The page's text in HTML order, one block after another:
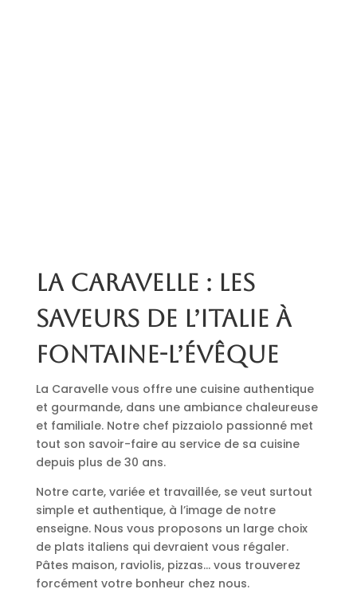
La Caravelle : les
saveurs de l’Italie à
Fontaine-l’Évêque
La Caravelle vous offre une cuisine authentique
et gourmande, dans une ambiance chaleureuse
et familiale. Notre chef pizzaiolo passionné met
tout son savoir-faire au service de sa cuisine
depuis plus de 30 ans.
Notre carte, variée et travaillée, se veut surtout
simple et authentique, à l’image de notre
enseigne. Nous vous proposons un large choix
de plats italiens qui devraient vous régaler.
Pâtes maison, raviolis, pizzas… vous trouverez
forcément votre bonheur chez nous.